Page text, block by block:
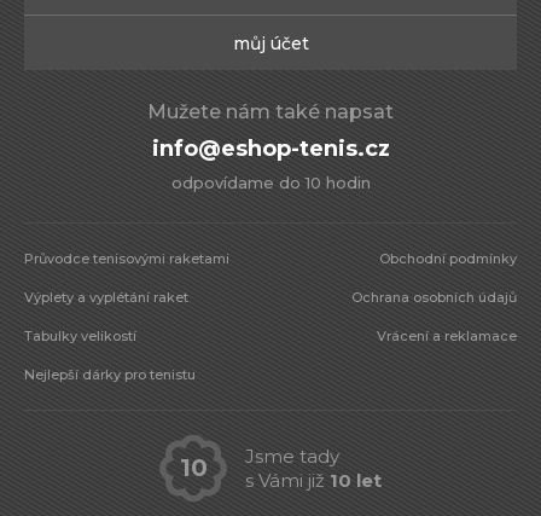
můj účet
Mužete nám také napsat
info@eshop-tenis.cz
odpovídame do 10 hodin
Průvodce tenisovými raketami
Výplety a vyplétání raket
Tabulky velikostí
Nejlepší dárky pro tenistu
Obchodní podmínky
Ochrana osobních údajů
Vrácení a reklamace
10
Jsme tady
s Vámi již 10 let